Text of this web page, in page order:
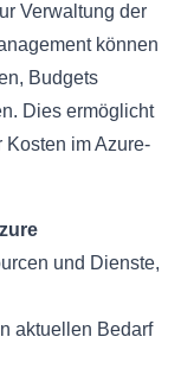
Verwaltung der
können
Budgets
Dies ermöglicht
im Azure-
und Dienste,
aktuellen Bedarf